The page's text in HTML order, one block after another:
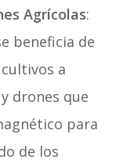
Agrícolas:
beneficia de
a
drones que
para
de los